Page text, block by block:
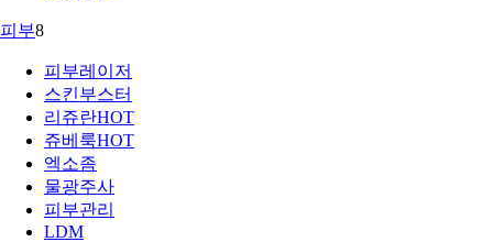
피부8
피부레이저
스킨부스터
리쥬란HOT
쥬베룩HOT
엑소좀
물광주사
피부관리
LDM